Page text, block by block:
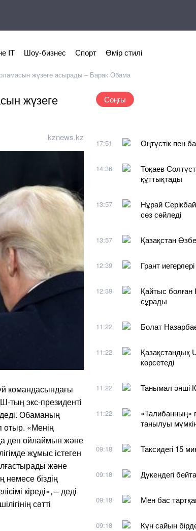
IT Шоу-бизнес Спорт Өмір стилі
жүзеге асырады – Барак Обама
жүзеге
kznews.kz
командасындағы
тың экс-президенті
Обаманың
отыр. «Менің
деп ойлаймын және
жұмыс істеген
және
немесе біздің
кіреді», – деді
сәтті
Соңғы
17:51 Оңтүстік пен
14:36
Тоқаев
құттықтады
13:57
Нұрай
сөз сөйледі
13:57 Қазақстан
12:39 Грант
12:39
Қайтыс болған
сұрады
11:22 Болат
11:22
Қазақстандық
көрсетеді
11:22 Танымал әнші
11:22
«Талибанның»
танылуы
09:18 Таксидегі 15
09:18 Дүкендегі
09:18 Мен бас
09:18 Күн сайын